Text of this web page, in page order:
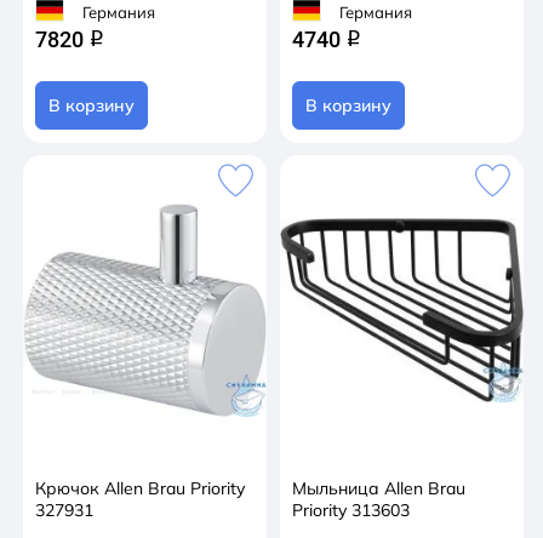
Германия
7820 q
В корзину
Германия
4740 q
В корзину
Крючок Allen Brau Priority
327931
Мыльница Allen Brau
Priority 313603